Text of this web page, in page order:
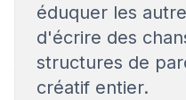
éduquer les
d'écrire des
structures de
créatif entier.